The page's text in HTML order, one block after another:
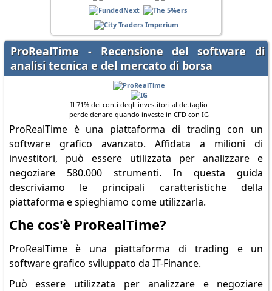
ProRealTime - Recensione del software di
analisi tecnica e del mercato di borsa
Il 71% dei conti degli investitori al dettaglio
perde denaro quando investe in CFD con IG
ProRealTime è una piattaforma di trading con un
software grafico avanzato. Affidata a milioni di
investitori, può essere utilizzata per analizzare e
negoziare 580.000 strumenti. In questa guida
descriviamo le principali caratteristiche della
piattaforma e spieghiamo come utilizzarla.
Che cos'è ProRealTime?
ProRealTime è una piattaforma di trading e un
software grafico sviluppato da IT-Finance.
Può essere utilizzata per analizzare e negoziare